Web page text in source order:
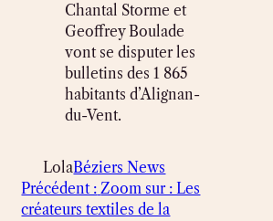
Chantal Storme et
Geoffrey Boulade
vont se disputer les
bulletins des 1 865
habitants d’Alignan-
du-Vent.
LolaBéziers News
Précédent : Zoom sur : Les
créateurs textiles de la